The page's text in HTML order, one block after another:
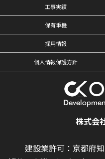
工事実績
保有重機
採用情報
個人情報保護方針
株式会
建設業許可：京都府